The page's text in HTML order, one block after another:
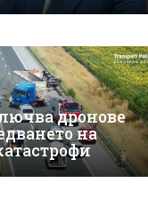
дронове
на